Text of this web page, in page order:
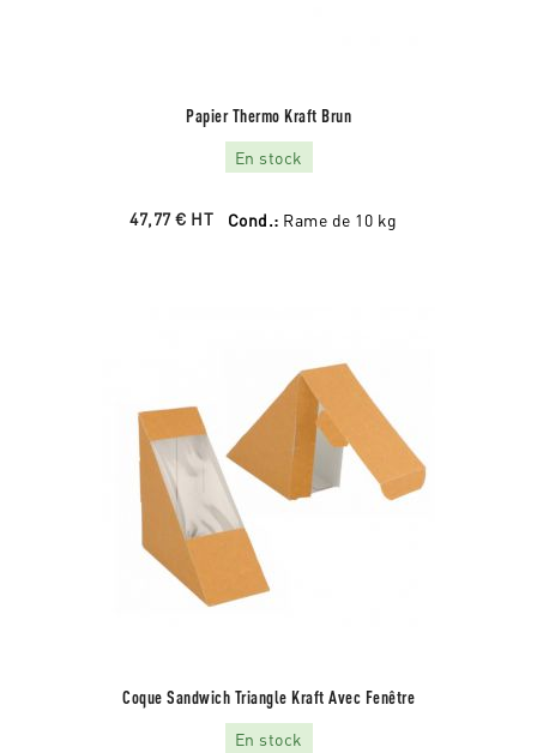
Papier Thermo Kraft Brun
En stock
47,77 € HT Cond.: Rame de 10 kg
Coque Sandwich Triangle Kraft Avec Fenêtre
En stock